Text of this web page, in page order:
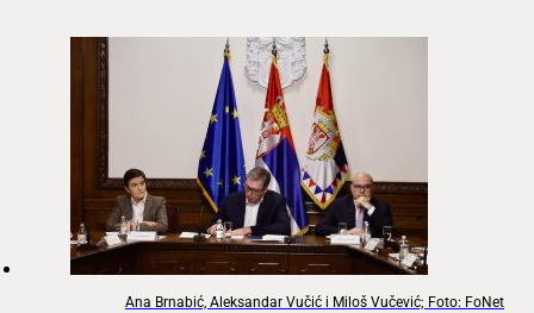
Ana Brnabić, Aleksandar Vučić i Miloš Vučević; Foto: FoNet